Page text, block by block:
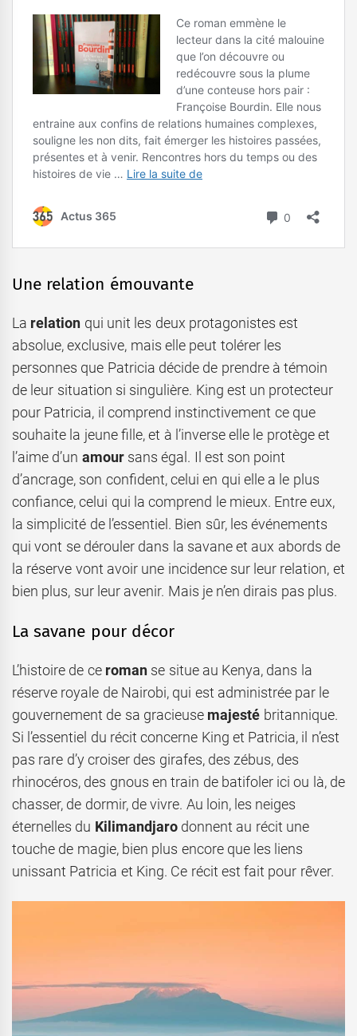
Une relation émouvante
La relation qui unit les deux protagonistes est
absolue, exclusive, mais elle peut tolérer les
personnes que Patricia décide de prendre à témoin
de leur situation si singulière. King est un protecteur
pour Patricia, il comprend instinctivement ce que
souhaite la jeune fille, et à l’inverse elle le protège et
l’aime d’un amoursans égal. Il est son point
d’ancrage, son confident, celui en qui elle a le plus
confiance, celui qui la comprend le mieux. Entre eux,
la simplicité de l’essentiel. Bien sûr, les événements
qui vont se dérouler dans la savane et aux abords de
la réserve vont avoir une incidence sur leur relation, et
bien plus, sur leur avenir. Mais je n’en dirais pas plus.
La savane pour décor
L’histoire de ce romanse situe au Kenya, dans la
réserve royale de Nairobi, qui est administrée par le
gouvernement de sa gracieuse majesté britannique.
Si l’essentiel du récit concerne King et Patricia, il n’est
pas rare d’y croiser des girafes, des zébus, des
rhinocéros, des gnous en train de batifoler ici ou là, de
chasser, de dormir, de vivre. Au loin, les neiges
éternelles du Kilimandjarodonnent au récit une
touche de magie, bien plus encore que les liens
unissant Patricia et King. Ce récit est fait pour rêver.